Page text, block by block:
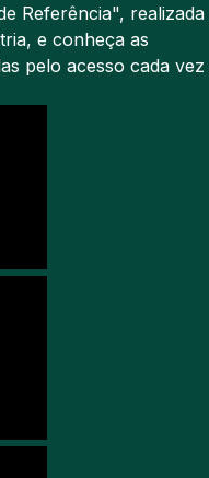
Referência", realizada
e conheça as
pelo acesso cada vez